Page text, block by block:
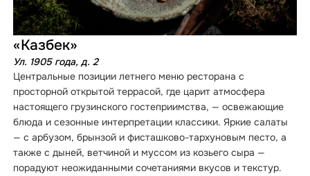
«Казбек»
Ул. 1905 года, д. 2
Центральные позиции летнего меню ресторана с
просторной открытой террасой, где царит атмосфера
настоящего грузинского гостеприимства, — освежающие
блюда и сезонные интерпретации классики. Яркие салаты
— с арбузом, брынзой и фисташково-тархуновым песто, а
также с дыней, ветчиной и муссом из козьего сыра —
порадуют неожиданными сочетаниями вкусов и текстур.